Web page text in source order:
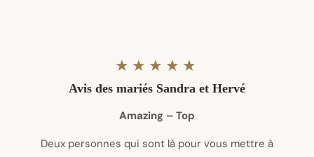
★★★★★
Avis des mariés Sandra et Hervé
Amazing – Top
Deux personnes qui sont là pour vous mettre à